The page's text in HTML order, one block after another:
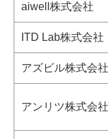
aiwell株式会社
ITD Lab株式会社
アズビル株式会社
アンリツ株式会社